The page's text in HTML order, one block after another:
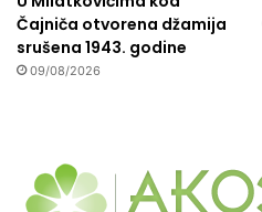
Čajniča otvorena džamija
srušena 1943. godine
09/08/2026